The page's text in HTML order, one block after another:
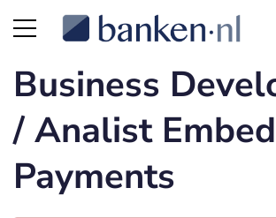
Business
/ Analist
Payments